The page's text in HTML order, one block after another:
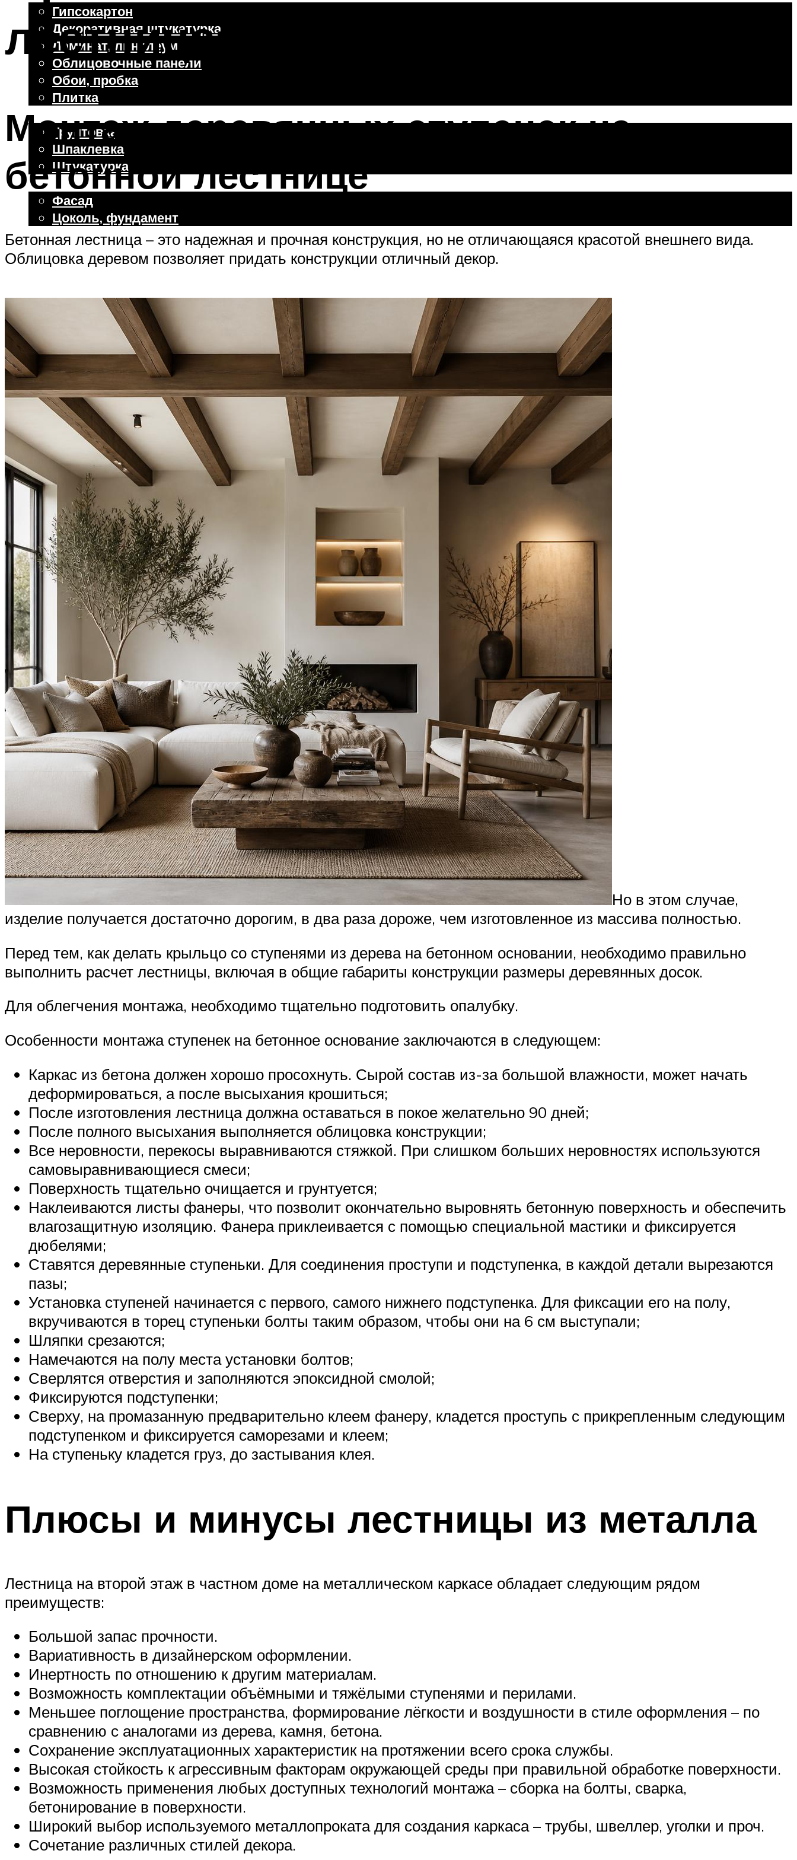
Гипсокартон
Декоративная штукатурка
Ламинат, линолеум
Облицовочные панели
Обои, пробка
Плитка
Отделочные работы
Грунтовка
Шпаклевка
Штукатурка
Внешняя отделка
Фасад
Цоколь, фундамент
Меню
лестница: 4 вида конструкций
Монтаж деревянных ступенек на
бетонной лестнице
Бетонная лестница – это надежная и прочная конструкция, но не отличающаяся красотой внешнего вида.
Облицовка деревом позволяет придать конструкции отличный декор.
Но в этом случае,
изделие получается достаточно дорогим, в два раза дороже, чем изготовленное из массива полностью.
Перед тем, как делать крыльцо со ступенями из дерева на бетонном основании, необходимо правильно
выполнить расчет лестницы, включая в общие габариты конструкции размеры деревянных досок.
Для облегчения монтажа, необходимо тщательно подготовить опалубку.
Особенности монтажа ступенек на бетонное основание заключаются в следующем:
Каркас из бетона должен хорошо просохнуть. Сырой состав из-за большой влажности, может начать
деформироваться, а после высыхания крошиться;
После изготовления лестница должна оставаться в покое желательно 90 дней;
После полного высыхания выполняется облицовка конструкции;
Все неровности, перекосы выравниваются стяжкой. При слишком больших неровностях используются
самовыравнивающиеся смеси;
Поверхность тщательно очищается и грунтуется;
Наклеиваются листы фанеры, что позволит окончательно выровнять бетонную поверхность и обеспечить
влагозащитную изоляцию. Фанера приклеивается с помощью специальной мастики и фиксируется
дюбелями;
Ставятся деревянные ступеньки. Для соединения проступи и подступенка, в каждой детали вырезаются
пазы;
Установка ступеней начинается с первого, самого нижнего подступенка. Для фиксации его на полу,
вкручиваются в торец ступеньки болты таким образом, чтобы они на 6 см выступали;
Шляпки срезаются;
Намечаются на полу места установки болтов;
Сверлятся отверстия и заполняются эпоксидной смолой;
Фиксируются подступенки;
Сверху, на промазанную предварительно клеем фанеру, кладется проступь с прикрепленным следующим
подступенком и фиксируется саморезами и клеем;
На ступеньку кладется груз, до застывания клея.
Плюсы и минусы лестницы из металла
Лестница на второй этаж в частном доме на металлическом каркасе обладает следующим рядом
преимуществ:
Большой запас прочности.
Вариативность в дизайнерском оформлении.
Инертность по отношению к другим материалам.
Возможность комплектации объёмными и тяжёлыми ступенями и перилами.
Меньшее поглощение пространства, формирование лёгкости и воздушности в стиле оформления – по
сравнению с аналогами из дерева, камня, бетона.
Сохранение эксплуатационных характеристик на протяжении всего срока службы.
Высокая стойкость к агрессивным факторам окружающей среды при правильной обработке поверхности.
Возможность применения любых доступных технологий монтажа – сборка на болты, сварка,
бетонирование в поверхности.
Широкий выбор используемого металлопроката для создания каркаса – трубы, швеллер, уголки и проч.
Сочетание различных стилей декора.